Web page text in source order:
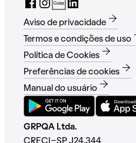
Aviso de privacidade
Termos e condições de uso
Política de Cookies
Preferências de cookies
Manual do usuário
GRPQA Ltda.